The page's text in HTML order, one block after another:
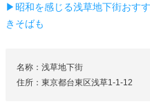
▶昭和を感じる浅草地下街おす
きそばも
名称：浅草地下街
住所：東京都台東区浅草1-1-12